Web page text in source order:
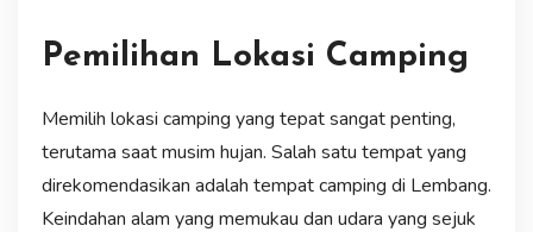
Pemilihan Lokasi Camping
Memilih lokasi camping yang tepat sangat penting,
terutama saat musim hujan. Salah satu tempat yang
direkomendasikan adalah tempat camping di Lembang.
Keindahan alam yang memukau dan udara yang sejuk